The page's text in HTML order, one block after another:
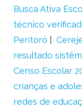
Busca Ativa
técnico
Peritoró
resultado
Censo Escolar
crianças e
redes de